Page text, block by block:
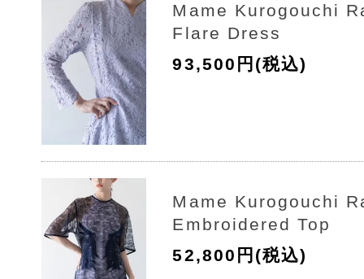
Mame Kurogouchi
Flare Dress
93,500円(税込)
Mame Kurogouchi
Embroidered Top
52,800円(税込)